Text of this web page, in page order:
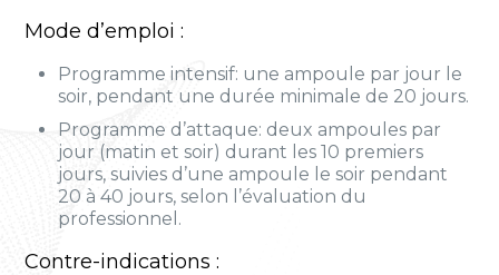
Mode d’emploi :
Programme intensif: une ampoule par jour le
soir, pendant une durée minimale de 20 jours.
Programme d’attaque: deux ampoules par
jour (matin et soir) durant les 10 premiers
jours, suivies d’une ampoule le soir pendant
20 à 40 jours, selon l’évaluation du
professionnel.
Contre-indications :